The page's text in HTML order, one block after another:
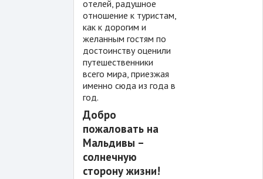
отелей, радушное
отношение к туристам,
как к дорогим и
желанным гостям по
достоинству оценили
путешественники
всего мира, приезжая
именно сюда из года в
год.
Добро
пожаловать на
Мальдивы –
солнечную
сторону жизни!